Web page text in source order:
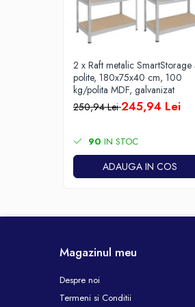
2 x Raft metalic SmartStorage
polite, 180x75x40 cm, 100
kg/polita MDF, galvanizat
250,94 Lei245,94 Lei
90 IN STOC
ADAUGA IN COS
Magazinul meu
Despre noi
Termeni si Conditii